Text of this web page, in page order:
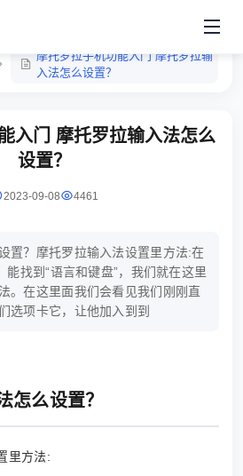
摩托罗拉手机功能入门 摩托罗拉输
入法怎么设置？
入门 摩托罗拉输入法怎么
设置？
2023-09-08 4461
置？摩托罗拉输入法设置里方法:在
能找到“语言和键盘”，我们就在这里
。在这里面我们会看见我们刚刚直
选项卡它，让他加入到到
怎么设置？
里方法: